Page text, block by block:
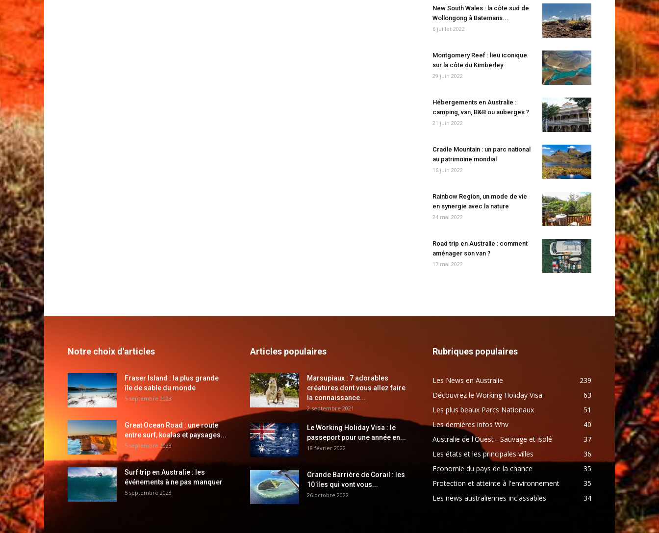
New South Wales : la côte sud de
Wollongong à Batemans...
6 juillet 2022
Montgomery Reef : lieu iconique
sur la côte du Kimberley
29 juin 2022
Hébergements en Australie :
camping, van, B&B ou auberges ?
21 juin 2022
Cradle Mountain : un parc national
au patrimoine mondial
16 juin 2022
Rainbow Region, un mode de vie
en synergie avec la nature
24 mai 2022
Road trip en Australie : comment
aménager son van ?
17 mai 2022
Notre choix d'articles
Fraser Island : la plus grande
île de sable du monde
5 septembre 2023
Great Ocean Road : une route
entre surf, koalas et paysages...
5 septembre 2023
Surf trip en Australie : les
événements à ne pas manquer
5 septembre 2023
Articles populaires
Marsupiaux : 7 adorables
créatures dont vous allez faire
la connaissance...
2 septembre 2021
Le Working Holiday Visa : le
passeport pour une année en...
18 février 2022
Grande Barrière de Corail : les
10 îles qui vont vous...
26 octobre 2022
Rubriques populaires
Les News en Australie
239
Découvrez le Working Holiday Visa
63
Les plus beaux Parcs Nationaux
51
Les dernières infos Whv
40
Australie de l'Ouest - Sauvage et isolé
37
Les états et les principales villes
36
Economie du pays de la chance
35
Protection et atteinte à l'environnement
35
Les news australiennes inclassables
34